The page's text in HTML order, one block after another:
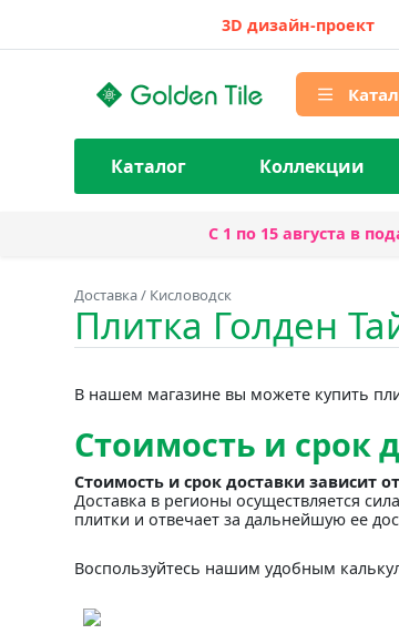
3D дизайн-проект
Каталог Коллекции
С 1 по 15 августа в
Доставка/ Кисловодск
Плитка Голден
В нашем магазине вы можете купить
Стоимость и срок
Стоимость и срок доставки зависит
Доставка в регионы осуществляется
плитки и отвечает за дальнейшую ее
Воспользуйтесь нашим удобным